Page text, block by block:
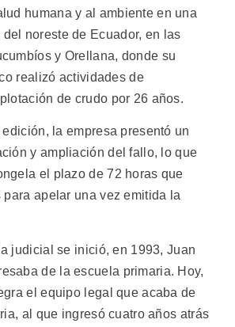
humana y al ambiente en una
noreste de Ecuador, en las
y Orellana, donde su
realizó actividades de
de crudo por 26 años.
la empresa presentó un
y ampliación del fallo, lo que
el plazo de 72 horas que
apelar una vez emitida la
judicial se inició, en 1993, Juan
de la escuela primaria. Hoy,
el equipo legal que acaba de
al que ingresó cuatro años atrás